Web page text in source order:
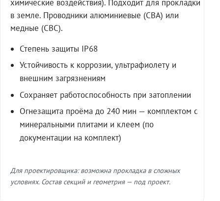
химические воздействия). Подходит для прокладки
в земле. Проводники алюминиевые (СВА) или
медные (СВС).
Степень защиты IP68
Устойчивость к коррозии, ультрафиолету и
внешним загрязнениям
Сохраняет работоспособность при затоплении
Огнезащита проёма до 240 мин — комплектом с
минеральными плитами и клеем (по
документации на комплект)
Для проектировщика: возможна прокладка в сложных
условиях. Состав секций и геометрия — под проект.